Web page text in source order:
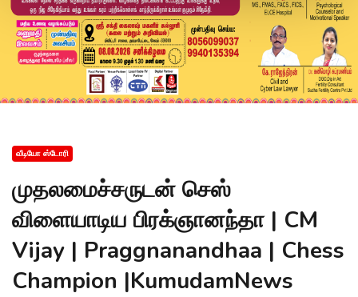
வீடியோ ஸ்டோரி
முதலமைச்சருடன் செஸ்
விளையாடிய பிரக்ஞானந்தா | CM
Vijay | Praggnanandhaa | Chess
Champion |KumudamNews